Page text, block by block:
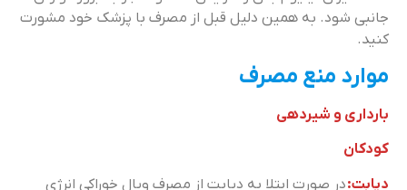
جانبی شود. به همین دلیل قبل از مصرف با پزشک خود مشورت
کنید.
موارد منع مصرف
بارداری و شیردهی
کودکان
دیابت:در صورت ابتلا به دیابت از مصرف ویال خوراکی انرژی